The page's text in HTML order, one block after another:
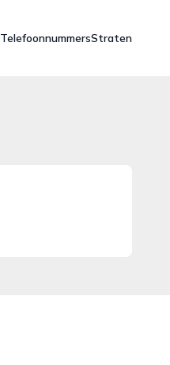
TelefoonnummersStraten